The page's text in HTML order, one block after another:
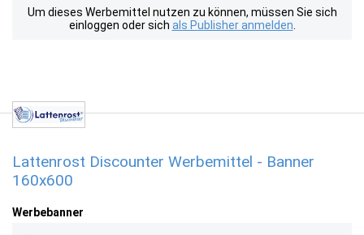
Um dieses Werbemittel nutzen zu können, müssen Sie sich
einloggen oder sich als Publisher anmelden
Lattenrost Discounter Werbemittel - Banner
160x600
Werbebanner